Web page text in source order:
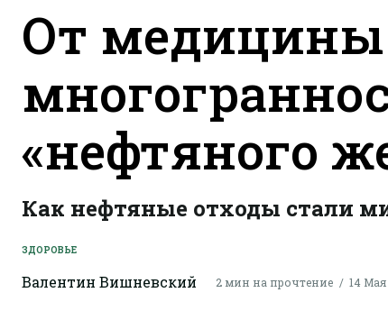
От медицины
«нефтяного
Как нефтяные отходы стали
ЗДОРОВЬЕ
Валентин Вишневский 2 мин на прочтение 14 Мая